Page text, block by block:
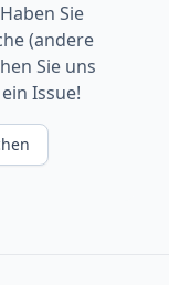
Sie
(andere
Sie uns
Issue!